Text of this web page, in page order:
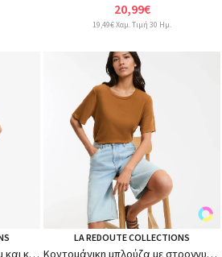
20,99€
19,49€ Χαμ. Τιμή 30 Ημ.
Μπλούζα με ντεκολτέ bateau και κοντά μανίκια με ντραπέ
LA REDOUTE COLLECTIONS
Κοντομάνικη μπλούζα με στρογγυλή λαιμόκοψη